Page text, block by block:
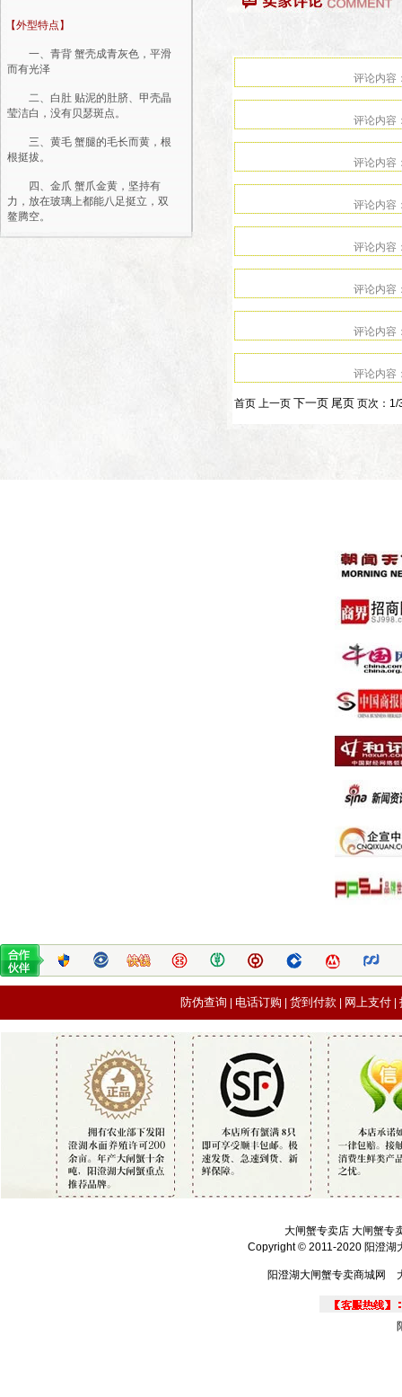
【外型特点】
一、青背 蟹壳成青灰色，平滑
而有光泽
二、白肚 贴泥的肚脐、甲壳晶
莹洁白，没有贝瑟斑点。
三、黄毛 蟹腿的毛长而黄，根
根挺拔。
四、金爪 蟹爪金黄，坚持有
力，放在玻璃上都能八足挺立，双
鳌腾空。
防伪查询 电话订购 货到付款 网上支付|
大闸蟹专卖店 大闸蟹专
Copyright © 2011-2020 阳澄湖
阳澄湖大闸蟹专卖商城网